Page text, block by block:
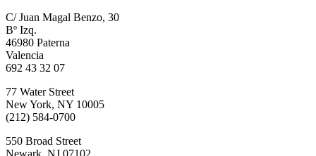
C/ Juan Magal Benzo, 30
Bº Izq.
46980 Paterna
Valencia
692 43 32 07
77 Water Street
New York, NY 10005
(212) 584-0700
550 Broad Street
Newark, NJ 07102